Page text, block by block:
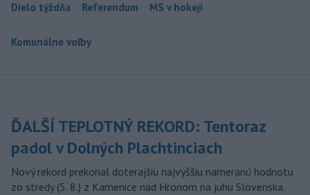
Dielo týždňa Referendum MS v hokeji
Komunálne voľby
ĎALŠÍ TEPLOTNÝ REKORD: Tentoraz
padol v Dolných Plachtinciach
Nový rekord prekonal doterajšiu najvyššiu nameranú hodnotu
zo stredy (5. 8.) z Kamenice nad Hronom na juhu Slovenska.